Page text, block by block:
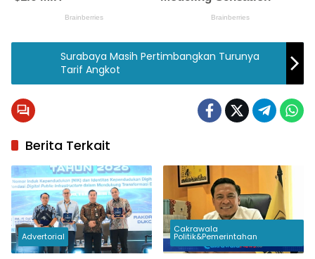
Surabaya Masih Pertimbangkan Turunya
Tarif Angkot
Berita Terkait
Advertorial
Cakrawala
Politik&Pemerintahan